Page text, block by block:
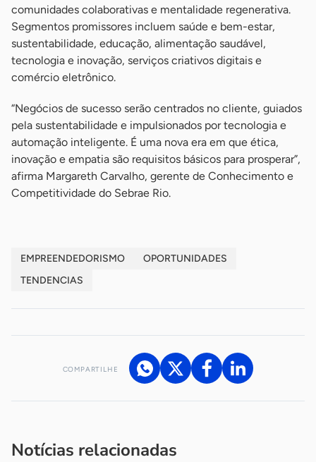
comunidades colaborativas e mentalidade regenerativa.
Segmentos promissores incluem saúde e bem-estar,
sustentabilidade, educação, alimentação saudável,
tecnologia e inovação, serviços criativos digitais e
comércio eletrônico.
“Negócios de sucesso serão centrados no cliente, guiados
pela sustentabilidade e impulsionados por tecnologia e
automação inteligente. É uma nova era em que ética,
inovação e empatia são requisitos básicos para prosperar”,
afirma Margareth Carvalho, gerente de Conhecimento e
Competitividade do Sebrae Rio.
EMPREENDEDORISMO
OPORTUNIDADES
TENDENCIAS
COMPARTILHE
Notícias relacionadas